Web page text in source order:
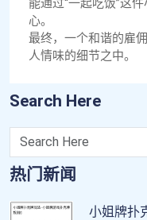
能通过“一起吃饭”这
心。
最终，一个和谐的雇
人情味的细节之中。
Search Here
热门新闻
小姐牌扑